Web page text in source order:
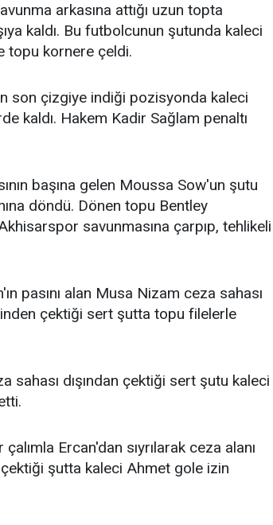
arkasına attığı uzun topta
kaldı. Bu futbolcunun şutunda kaleci
topu kornere çeldi.
son çizgiye indiği pozisyonda kaleci
kaldı. Hakem Kadir Sağlam penaltı
başına gelen Moussa Sow'un şutu
döndü. Dönen topu Bentley
savunmasına çarpıp, tehlikeli
pasını alan Musa Nizam ceza sahası
çektiği sert şutta topu filelerle
sahası dışından çektiği sert şutu kaleci
Ercan'dan sıyrılarak ceza alanı
şutta kaleci Ahmet gole izin